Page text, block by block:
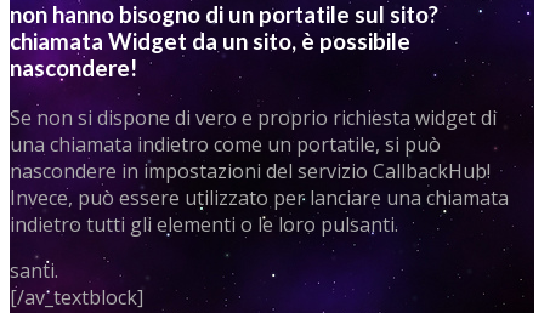
non hanno bisogno di un portatile sul sito?
chiamata Widget da un sito, è possibile
nascondere!
Se non si dispone di vero e proprio richiesta widget di
una chiamata indietro come un portatile, si può
nascondere in impostazioni del servizio CallbackHub!
Invece, può essere utilizzato per lanciare una chiamata
indietro tutti gli elementi o le loro pulsanti.
santi.
[/av_textblock]